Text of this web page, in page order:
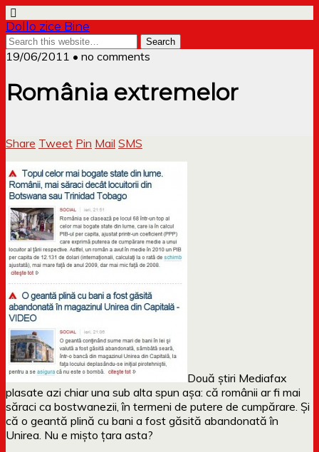
Dollo zice Bine
19/06/2011 • no comments
România extremelor
Share Tweet Pin Mail SMS
Două știri Mediafax
plasate azi chiar una sub alta spun așa: că românii ar fi mai
săraci ca bostwanezii, în termeni de putere de cumpărare. Și
că o geantă plină cu bani a fost găsită abandonată în
Unirea. Nu e mișto țara asta?